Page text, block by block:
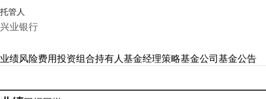
托管人
兴业银行
业绩风险费用投资组合持有人基金经理策略基金公司基金公告